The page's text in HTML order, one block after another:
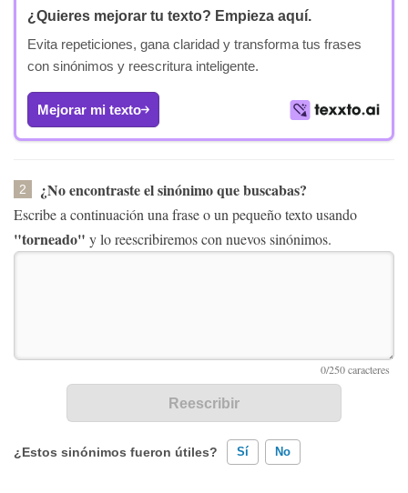
¿Quieres mejorar tu texto? Empieza aquí.
Evita repeticiones, gana claridad y transforma tus frases
con sinónimos y reescritura inteligente.
Mejorar mi texto
2 ¿No encontraste el sinónimo que buscabas?
Escribe a continuación una frase o un pequeño texto usando
"torneado" y lo reescribiremos con nuevos sinónimos.
¿Estos sinónimos fueron útiles? Sí No